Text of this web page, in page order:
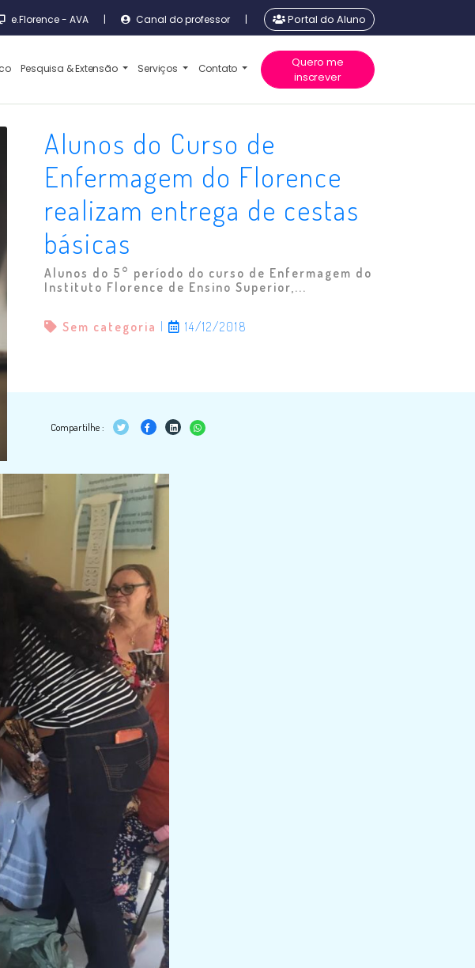
e.Florence - AVA | Canal do professor | Portal do Aluno
Pesquisa & Extensão Serviços Contato
Quero me
inscrever
Alunos do Curso de
Enfermagem do Florence
realizam entrega de cestas
básicas
Alunos do 5° período do curso de Enfermagem do
Instituto Florence de Ensino Superior,...
Sem categoria 14/12/2018
Compartilhe :